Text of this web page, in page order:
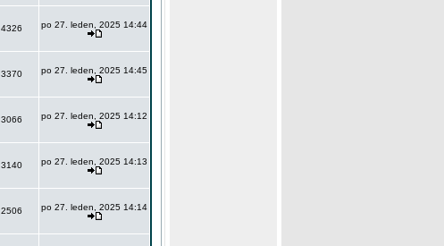
4326 po 27. leden, 2025 14:44
3370 po 27. leden, 2025 14:45
3066 po 27. leden, 2025 14:12
3140 po 27. leden, 2025 14:13
2506 po 27. leden, 2025 14:14